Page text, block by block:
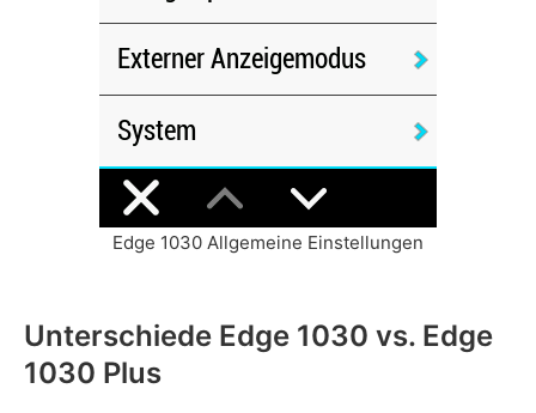
Edge 1030 Allgemeine Einstellungen
Unterschiede Edge 1030 vs. Edge
1030 Plus